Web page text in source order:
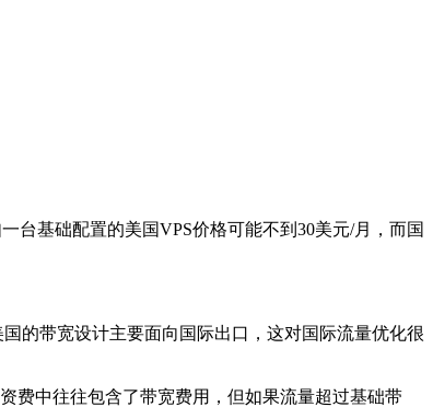
基础配置的美国VPS价格可能不到30美元/月，而国
的带宽设计主要面向国际出口，这对国际流量优化很
中往往包含了带宽费用，但如果流量超过基础带